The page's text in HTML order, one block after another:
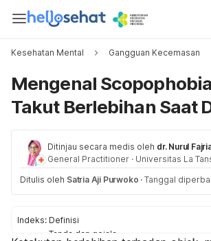
Kesehatan Mental Gangguan Kecemasan
Mengenal
Takut Berlebihan Saat
Ditinjau secara medis oleh dr. Nurul
General Practitioner · Universitas La
Ditulis oleh Satria Aji Purwoko · Tanggal
Indeks: Definisi
Tanda dan gejala